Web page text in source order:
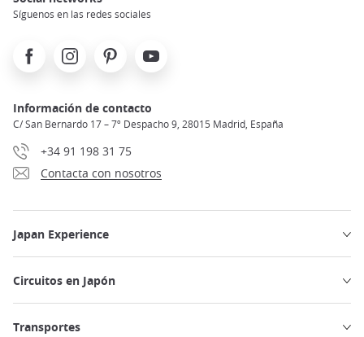
Síguenos en las redes sociales
FacebookInstagramPinterest Youtube
Información de contacto
C/ San Bernardo 17 – 7º Despacho 9, 28015 Madrid, España
+34 91 198 31 75
Contacta con nosotros
Japan Experience
Circuitos en Japón
Transportes